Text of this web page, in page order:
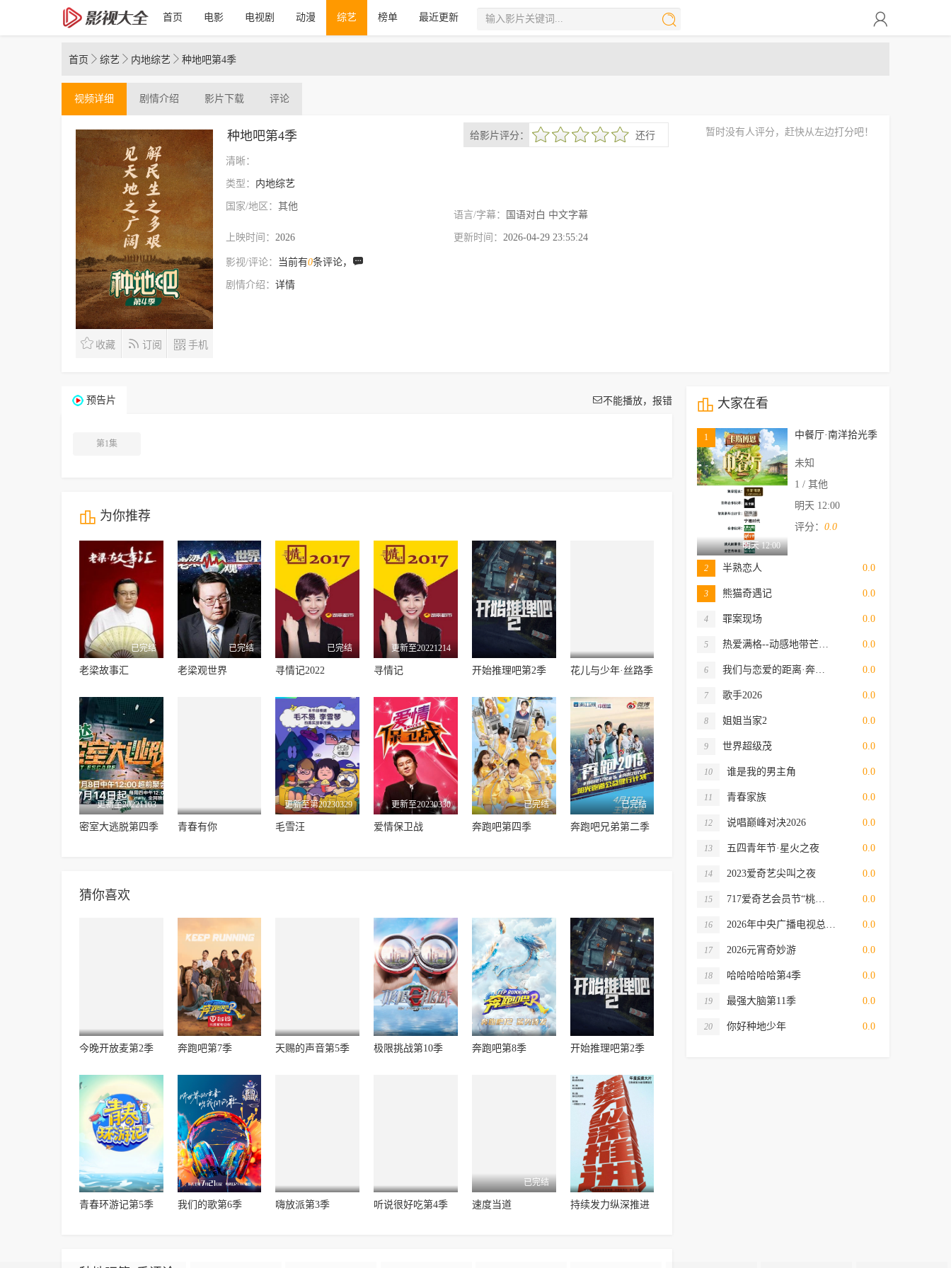
首页 电影 电视剧 动漫 综艺 榜单 最近更新  
首页  综艺  内地综艺  种地吧第4季
视频详细 剧情介绍 影片下载 评论
 收藏  订阅  手机
给影片评分：
很差较差 还行 推荐力荐 还行
种地吧第4季
清晰：
类型： 内地综艺
国家/地区：其他
语言/字幕：
国语对白 中文字幕
上映时间：2026 更新时间： 2026-04-29 23:55:24
影视/评论： 当前有0条评论， 
剧情介绍：详情
暂时没有人评分，赶快从左边打分吧！
预告片 不能播放，报错
第1集
 为你推荐
已完结
老梁故事汇
已完结
老梁观世界
已完结
寻情记2022
更新至20221214
寻情记 开始推理吧第2季 花儿与少年·丝路季
更新至20221103
密室大逃脱第四季 青春有你
更新至第20230329
毛雪汪
更新至20230330
爱情保卫战
已完结
奔跑吧第四季
已完结
奔跑吧兄弟第二季
猜你喜欢
今晚开放麦第2季 奔跑吧第7季 天赐的声音第5季 极限挑战第10季 奔跑吧第8季 开始推理吧第2季
青春环游记第5季 我们的歌第6季 嗨放派第3季 听说很好吃第4季
已完结
速度当道 持续发力纵深推进
 大家在看
明天 12:00
1 中餐厅·南洋拾光季
未知
1 / 其他
明天 12:00
评分：0.0
2 半熟恋人 0.0
3 熊猫奇遇记 0.0
4 罪案现场 0.0
5 热爱满格--动感地带芒… 0.0
6 我们与恋爱的距离·奔… 0.0
7 歌手2026 0.0
8 姐姐当家2 0.0
9 世界超级茂 0.0
10 谁是我的男主角 0.0
11 青春家族 0.0
12 说唱巅峰对决2026 0.0
13 五四青年节·星火之夜 0.0
14 2023爱奇艺尖叫之夜 0.0
15 717爱奇艺会员节“桃… 0.0
16 2026年中央广播电视总… 0.0
17 2026元宵奇妙游 0.0
18 哈哈哈哈哈第4季 0.0
19 最强大脑第11季 0.0
20 你好种地少年 0.0